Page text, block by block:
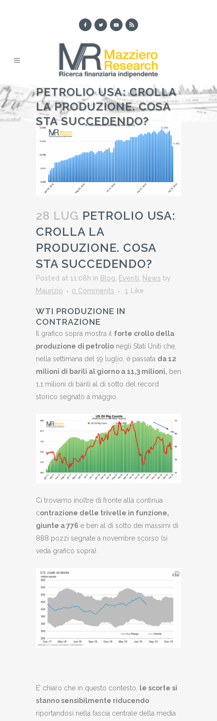
PETROLIO USA: CROLLA
LA PRODUZIONE. COSA
STA SUCCEDENDO?
28 LUG PETROLIO USA:
CROLLA LA
PRODUZIONE. COSA
STA SUCCEDENDO?
Posted at 11:08h in Blog, Eventi, News by
Maurizio
0 Comments 1 Like
WTI PRODUZIONE IN
CONTRAZIONE
Il grafico sopra mostra il forte crollo della
produzione di petrolio negli Stati Uniti che,
nella settimana del 19 luglio, è passata da 12
milioni di barili al giorno a 11,3 milioni, ben
1,1 milioni di barili al di sotto del record
storico segnato a maggio.
Ci troviamo inoltre di fronte alla continua
contrazione delle trivelle in funzione,
giunte a 776 e ben al di sotto dei massimi di
888 pozzi segnate a novembre scorso (si
veda grafico sopra).
E’ chiaro che in questo contesto,
le scorte si
stanno sensibilmente riducendo
riportandosi nella fascia centrale della media